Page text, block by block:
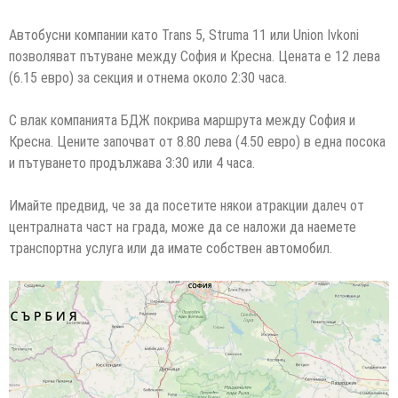
Автобусни компании като Trans 5, Struma 11 или Union Ivkoni
позволяват пътуване между София и Кресна. Цената е 12 лева
(6.15 евро) за секция и отнема около 2:30 часа.
С влак компанията БДЖ покрива маршрута между София и
Кресна. Цените започват от 8.80 лева (4.50 евро) в една посока
и пътуването продължава 3:30 или 4 часа.
Имайте предвид, че за да посетите някои атракции далеч от
централната част на града, може да се наложи да наемете
транспортна услуга или да имате собствен автомобил.